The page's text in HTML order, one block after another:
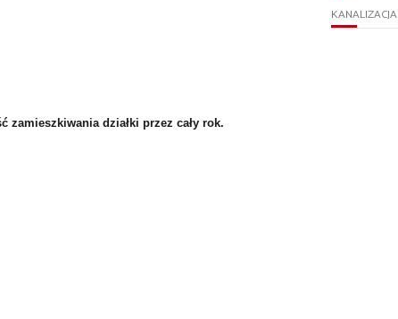
działki przez cały rok.
KANALIZACJA